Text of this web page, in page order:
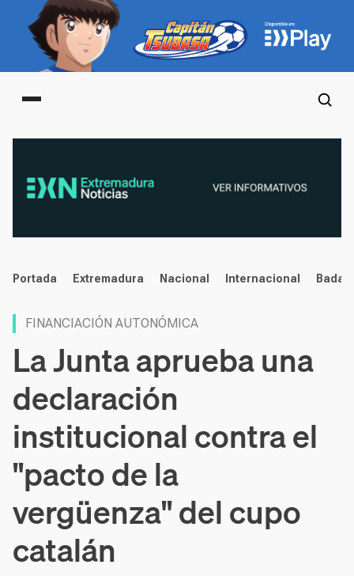
Main menu
noticias
Portada Extremadura Nacional Internacional
FINANCIACIÓN AUTONÓMICA
La Junta aprueba una
declaración
institucional contra el
"pacto de la
vergüenza" del cupo
catalán